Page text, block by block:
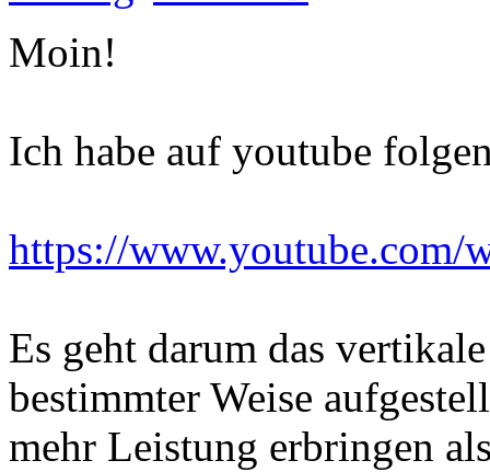
Moin!
Ich habe auf youtube
https://www.youtube.com/
Es geht darum das
bestimmter Weise
mehr Leistung erbringen